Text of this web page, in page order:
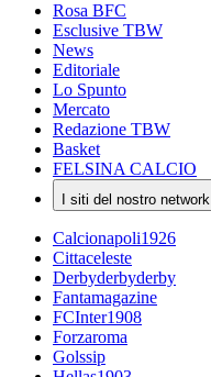
Rosa BFC
Esclusive TBW
News
Editoriale
Lo Spunto
Mercato
Redazione TBW
Basket
FELSINA CALCIO
I siti del nostro network
Calcionapoli1926
Cittaceleste
Derbyderbyderby
Fantamagazine
FCInter1908
Forzaroma
Golssip